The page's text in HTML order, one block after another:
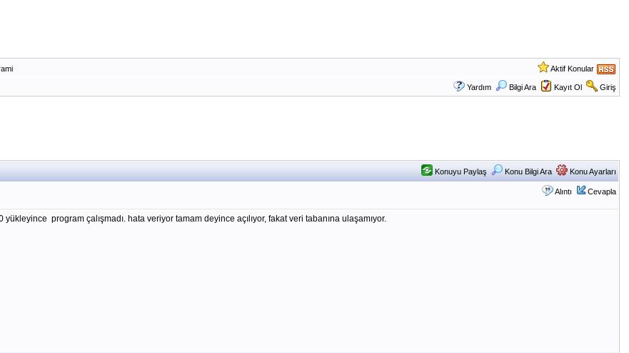
Aktif Konular
Yardım Bilgi Ara Kayıt Ol Giriş
Konuyu Paylaş Konu Bilgi Ara Konu Ayarları
Alıntı Cevapla
program çalışmadı. hata veriyor tamam deyince açılıyor, fakat veri tabanına ulaşamıyor.